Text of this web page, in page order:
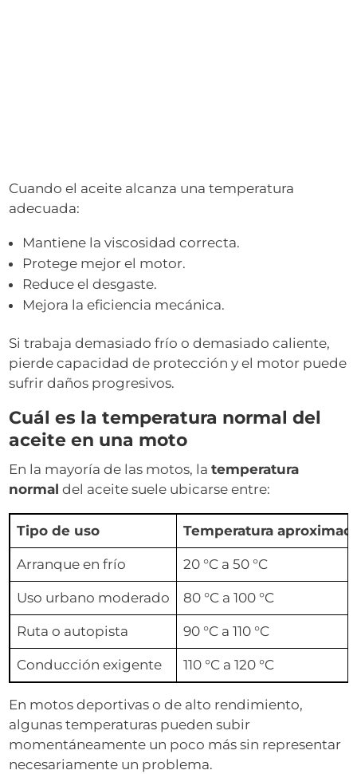
Cuando el aceite alcanza una temperatura
adecuada:
Mantiene la viscosidad correcta.
Protege mejor el motor.
Reduce el desgaste.
Mejora la eficiencia mecánica.
Si trabaja demasiado frío o demasiado caliente,
pierde capacidad de protección y el motor puede
sufrir daños progresivos.
Cuál es la temperatura normal del
aceite en una moto
En la mayoría de las motos, latemperatura
normal del aceite suele ubicarse entre:
Tipo de uso Temperatura
Arranque en frío 20 °C a 50 °C
Uso urbano moderado 80 °C a 100 °C
Ruta o autopista 90 °C a 110 °C
Conducción exigente 110 °C a 120 °C
En motos deportivas o de alto rendimiento,
algunas temperaturas pueden subir
momentáneamente un poco más sin representar
necesariamente un problema.